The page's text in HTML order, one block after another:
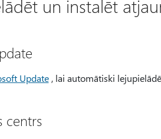
un instalēt
Update, lai automātiski
centrs